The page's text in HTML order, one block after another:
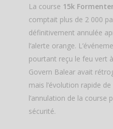
La course 15k
comptait plus de 2 000
définitivement annulée
l’alerte orange.
pourtant reçu le feu vert
Govern Balear avait
mais l’évolution rapide
l’annulation de la course
sécurité.